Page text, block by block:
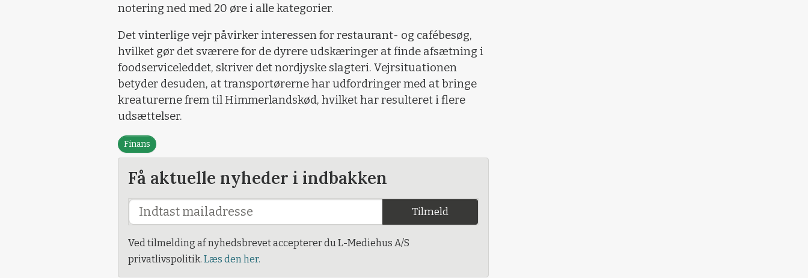
notering ned med 20 øre i alle kategorier.
Det vinterlige vejr påvirker interessen for restaurant- og cafébesøg,
hvilket gør det sværere for de dyrere udskæringer at finde afsætning i
foodserviceleddet, skriver det nordjyske slagteri. Vejrsituationen
betyder desuden, at transportørerne har udfordringer med at bringe
kreaturerne frem til Himmerlandskød, hvilket har resulteret i flere
udsættelser.
Finans
Få aktuelle nyheder i indbakken
Tilmeld
Ved tilmelding af nyhedsbrevet accepterer du L-Mediehus A/S
privatlivspolitik. Læs den her.